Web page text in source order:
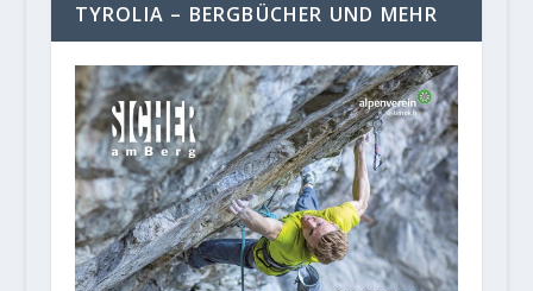
TYROLIA – BERGBÜCHER UND MEHR